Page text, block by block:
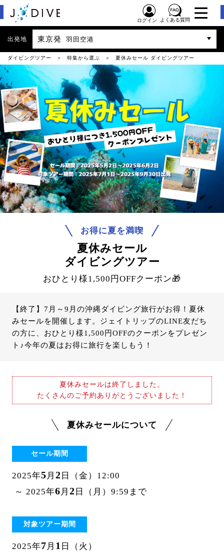
ログイン よくある質問
出発地 東京発 羽田空港
ダイビングツアー 特集から選ぶ 夏休みセール ダイビングツアー
お得に夏を満喫
夏休みセール
ダイビングツアー
おひとり様1,500円OFFクーポン🎁
【終了】7月～9月の沖縄ダイビング旅行がお得！夏休
みセールを開催します。ジェイトリップのLINE友だち
の方に、おひとり様1,500円OFFのクーポンをプレゼン
ト♪今年の夏はお得に旅行を楽しもう！
夏休みセールは終了しました。
たくさんのご予約ありがとうございました！
夏休みセールについて
セール期間
2025年5 月 2 日（金）12:00
～ 2025年6 月 2 日（月）9:59まで
対象ツアー期間
2025年7 月 1 日（火）